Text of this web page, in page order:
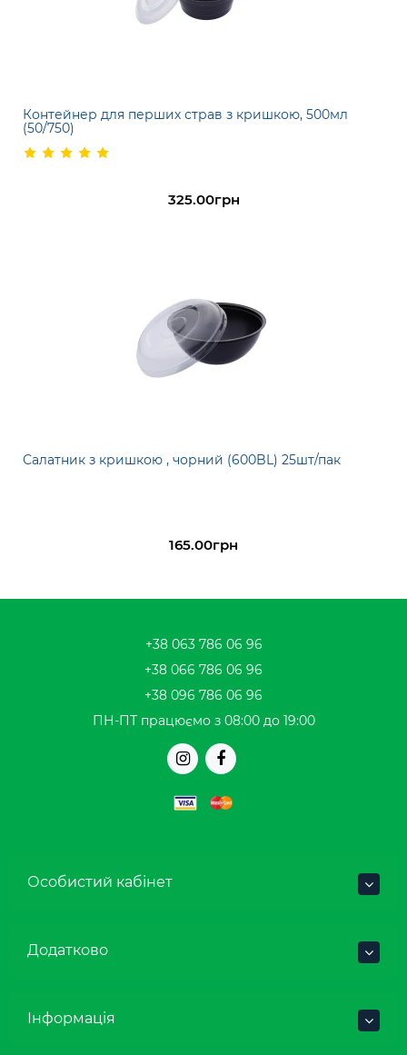
Контейнер для перших страв з кришкою, 500мл
(50/750)
325.00грн
Салатник з кришкою , чорний (600BL) 25шт/пак
165.00грн
+38 063 786 06 96
+38 066 786 06 96
+38 096 786 06 96
ПН-ПТ працюємо з 08:00 до 19:00
Особистий кабінет
Додатково
Інформація